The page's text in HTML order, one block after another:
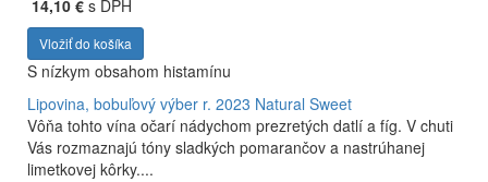
14,10 € s DPH
Vložiť do košíka
S nízkym obsahom histamínu
Lipovina, bobuľový výber r. 2023 Natural Sweet
Vôňa tohto vína očarí nádychom prezretých datlí a fíg. V chuti
Vás rozmaznajú tóny sladkých pomarančov a nastrúhanej
limetkovej kôrky....